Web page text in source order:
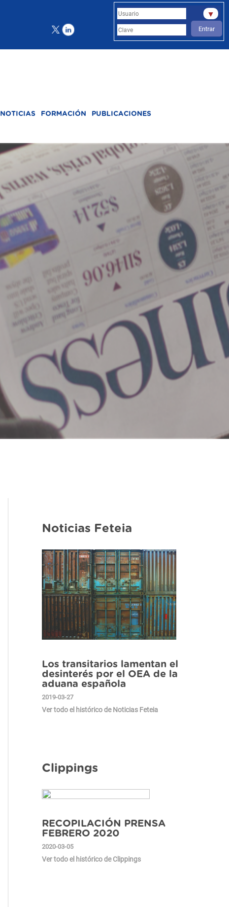
▼
Entrar
NOTICIAS FORMACIÓN PUBLICACIONES
Noticias Feteia
Los transitarios lamentan el
desinterés por el OEA de la
aduana española
2019-03-27
Ver todo el histórico de Noticias Feteia
Clippings
RECOPILACIÓN PRENSA
FEBRERO 2020
2020-03-05
Ver todo el histórico de Clippings